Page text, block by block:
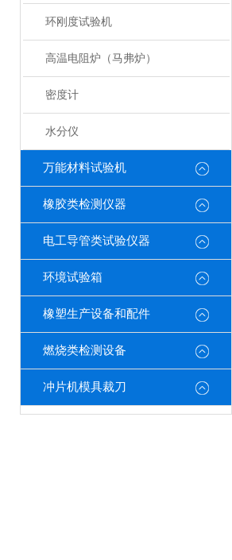
环刚度试验机
高温电阻炉（马弗炉）
密度计
水分仪
万能材料试验机
橡胶类检测仪器
电工导管类试验仪器
环境试验箱
橡塑生产设备和配件
燃烧类检测设备
冲片机模具裁刀